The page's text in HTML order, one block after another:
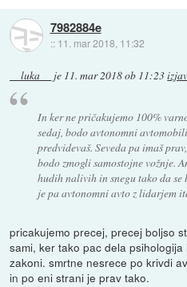
7982884e
:: 11. mar 2018, 11:32
__luka__ je 11. mar 2018 ob 11:23
In ker ne pričakujemo 100%
sedaj, bodo avtonomni
predvidevaš. Seveda pa imaš
bodo zmogli samostojne vožnje.
hudih nalivih in snegu tako da se
je pa avtonomni avto z lidarjem
pricakujemo precej, precej boljso
sami, ker tako pac dela
zakoni. smrtne nesrece po krivdi
in po eni strani je prav tako.